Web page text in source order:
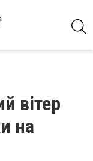
вітер
на